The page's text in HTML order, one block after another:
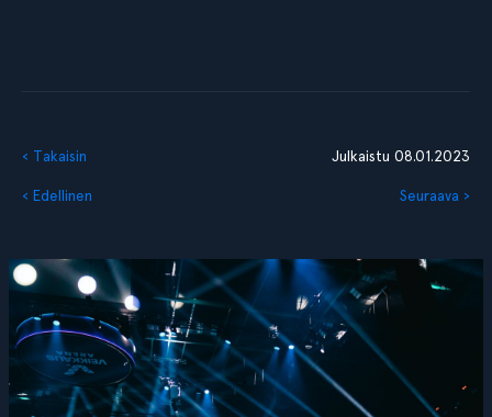
‹ Takaisin Julkaistu 08.01.2023
‹ Edellinen Seuraava ›